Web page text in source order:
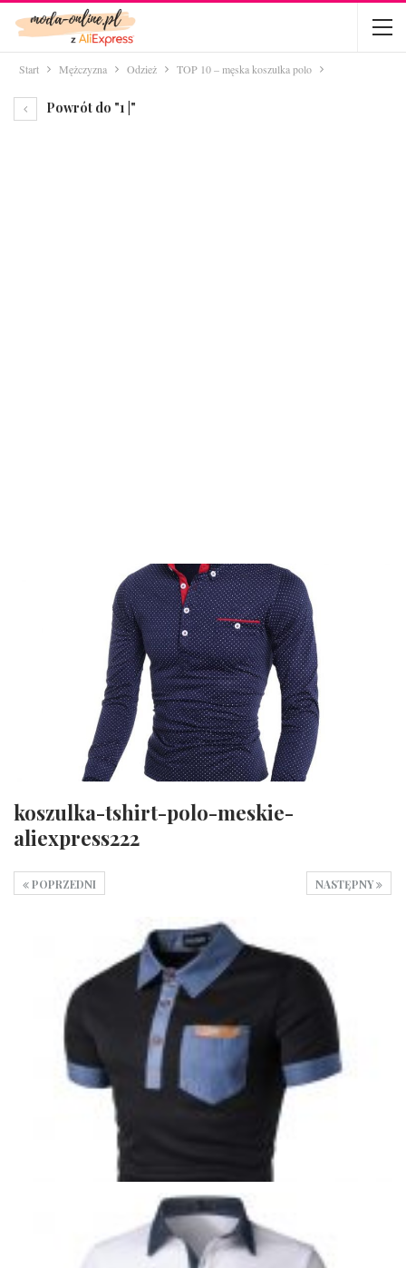
Start Mężczyzna Odzież TOP 10 – męska koszulka polo
Powrót do "1 |"
koszulka-tshirt-polo-meskie-
aliexpress222
NASTĘPNY
POPRZEDNI